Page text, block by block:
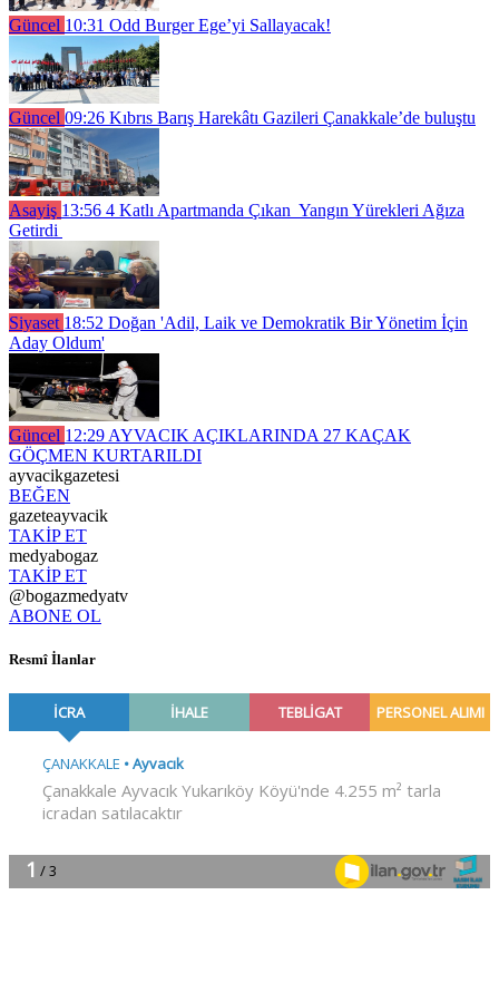
Güncel 10:31 Odd Burger Ege’yi Sallayacak!
Güncel 09:26 Kıbrıs Barış Harekâtı Gazileri Çanakkale’de buluştu
Asayiş 13:56 4 Katlı Apartmanda Çıkan Yangın Yürekleri Ağıza
Getirdi
Siyaset 18:52 Doğan 'Adil, Laik ve Demokratik Bir Yönetim İçin
Aday Oldum'
Güncel 12:29 AYVACIK AÇIKLARINDA 27 KAÇAK
GÖÇMEN KURTARILDI
ayvacikgazetesi
BEĞEN
gazeteayvacik
TAKİP ET
medyabogaz
TAKİP ET
@bogazmedyatv
ABONE OL
Resmî İlanlar